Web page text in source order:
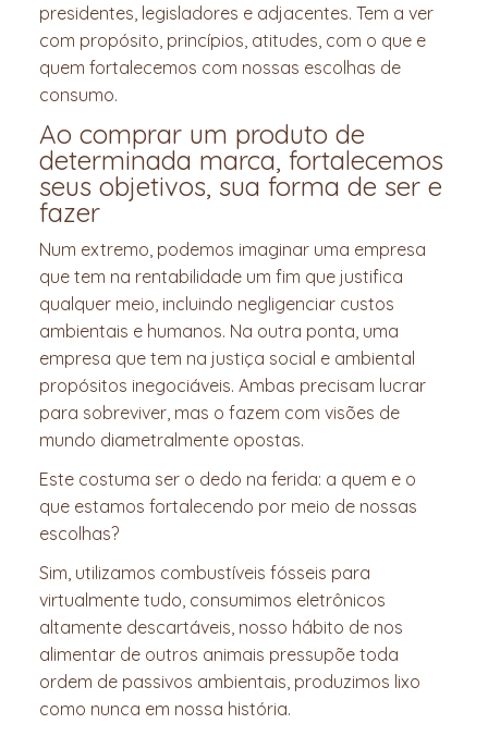
presidentes, legisladores e adjacentes. Tem a ver
com propósito, princípios, atitudes, com o que e
quem fortalecemos com nossas escolhas de
consumo.
Ao comprar um produto de
determinada marca, fortalecemos
seus objetivos, sua forma de ser e
fazer
Num extremo, podemos imaginar uma empresa
que tem na rentabilidade um fim que justifica
qualquer meio, incluindo negligenciar custos
ambientais e humanos. Na outra ponta, uma
empresa que tem na justiça social e ambiental
propósitos inegociáveis. Ambas precisam lucrar
para sobreviver, mas o fazem com visões de
mundo diametralmente opostas.
Este costuma ser o dedo na ferida: a quem e o
que estamos fortalecendo por meio de nossas
escolhas?
Sim, utilizamos combustíveis fósseis para
virtualmente tudo, consumimos eletrônicos
altamente descartáveis, nosso hábito de nos
alimentar de outros animais pressupõe toda
ordem de passivos ambientais, produzimos lixo
como nunca em nossa história.